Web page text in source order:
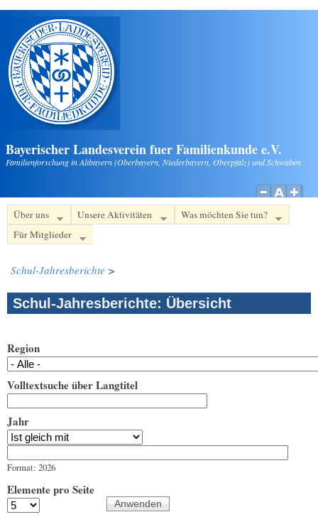
Direkt zum Inhalt
Bayerischer Landesverein fuer Familienkunde e.V.
Familienforschung in Altbayern (Oberbayern, Niederbayern, Oberpfalz) und Schwaben
Über uns Unsere Aktivitäten
Was möchten Sie tun?
Für Mitglieder
Schul-Jahresberichte >
Schul-Jahresberichte: Übersicht
Region
Volltextsuche über Langtitel
Jahr
Format: 2026
Elemente pro Seite